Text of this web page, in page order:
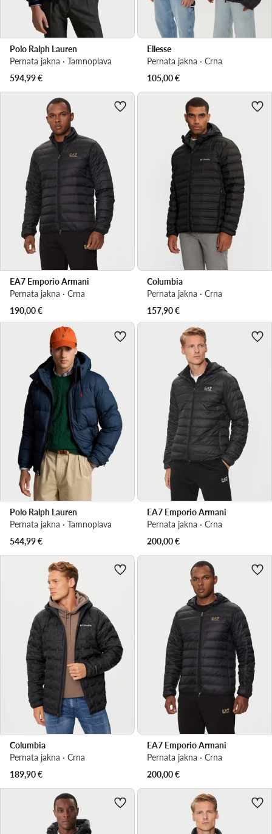
Polo Ralph Lauren
Pernata jakna · Tamnoplava
594,99€
Ellesse
Pernata jakna · Crna
105,00€
EA7 Emporio Armani
Pernata jakna · Crna
190,00€
Columbia
Pernata jakna · Crna
157,90€
Polo Ralph Lauren
Pernata jakna · Tamnoplava
544,99€
EA7 Emporio Armani
Pernata jakna · Crna
200,00€
Columbia
Pernata jakna · Crna
189,90€
EA7 Emporio Armani
Pernata jakna · Crna
200,00€